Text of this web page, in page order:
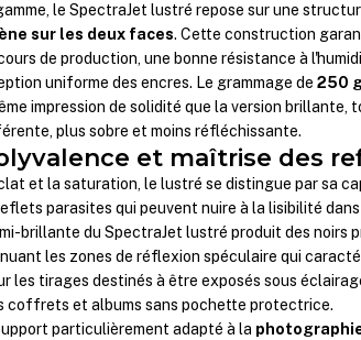
le SpectraJet lustré repose sur une
sur les deux faces. Cette construction
de production, une bonne résistance à
uniforme des encres. Le grammage de250
impression de solidité que la version brillante,
plus sobre et moins réfléchissante.
et maîtrise des
et la saturation, le lustré se distingue par sa
parasites qui peuvent nuire à la lisibilité
brillante du SpectraJet lustré produit des noirs
les zones de réflexion spéculaire qui
les tirages destinés à être exposés sous
coffrets et albums sans pochette protectrice.
particulièrement adapté à la